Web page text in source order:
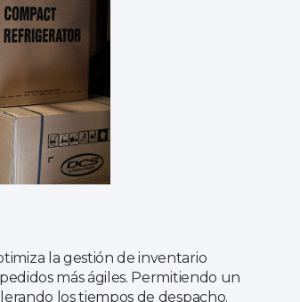
la gestión de inventario
más ágiles. Permitiendo un
los tiempos de despacho.